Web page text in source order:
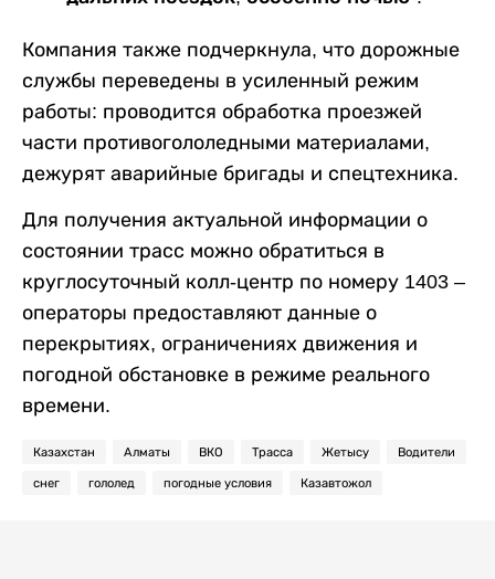
Компания также подчеркнула, что дорожные
службы переведены в усиленный режим
работы: проводится обработка проезжей
части противогололедными материалами,
дежурят аварийные бригады и спецтехника.
Для получения актуальной информации о
состоянии трасс можно обратиться в
круглосуточный колл-центр по номеру 1403 –
операторы предоставляют данные о
перекрытиях, ограничениях движения и
погодной обстановке в режиме реального
времени.
Казахстан Алматы ВКО Трасса Жетысу Водители
снег гололед погодные условия Казавтожол